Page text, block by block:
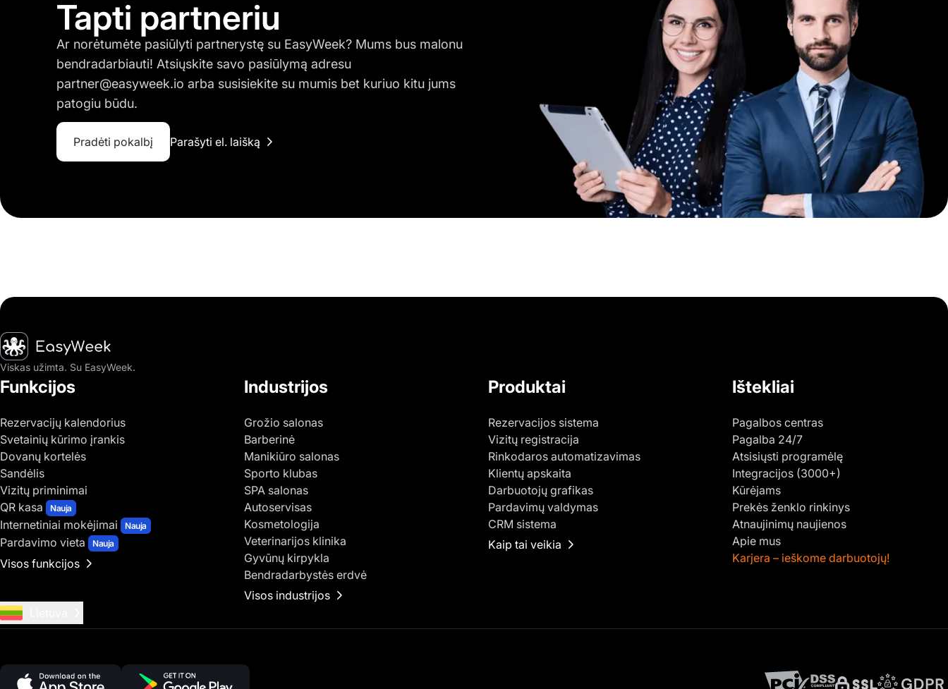
Tapti partneriu
Ar norėtumėte pasiūlyti partnerystę su EasyWeek? Mums bus malonu
bendradarbiauti! Atsiųskite savo pasiūlymą adresu
partner@easyweek.io arba susisiekite su mumis bet kuriuo kitu jums
patogiu būdu.
Pradėti pokalbį Parašyti el. laišką
Pagrindinis puslapis
Viskas užimta. Su EasyWeek.
Funkcijos
Rezervacijų kalendorius
Svetainių kūrimo įrankis
Dovanų kortelės
Sandėlis
Vizitų priminimai
QR kasa
Nauja
Internetiniai mokėjimai Nauja
Pardavimo vieta Nauja
Visos funkcijos
Industrijos
Grožio salonas
Barberinė
Manikiūro salonas
Sporto klubas
SPA salonas
Autoservisas
Kosmetologija
Veterinarijos klinika
Gyvūnų kirpykla
Bendradarbystės erdvė
Visos industrijos
Produktai
Rezervacijos sistema
Vizitų registracija
Rinkodaros automatizavimas
Klientų apskaita
Darbuotojų grafikas
Pardavimų valdymas
CRM sistema
Kaip tai veikia
Ištekliai
Pagalbos centras
Pagalba 24/7
Atsisiųsti programėlę
Integracijos (3000+)
Kūrėjams
Prekės ženklo rinkinys
Atnaujinimų naujienos
Apie mus
Karjera – ieškome darbuotojų!